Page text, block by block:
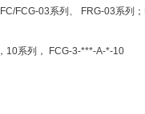
FCG-03系列、 FRG-03系列；
10系列， FCG-3-***-A-*-10